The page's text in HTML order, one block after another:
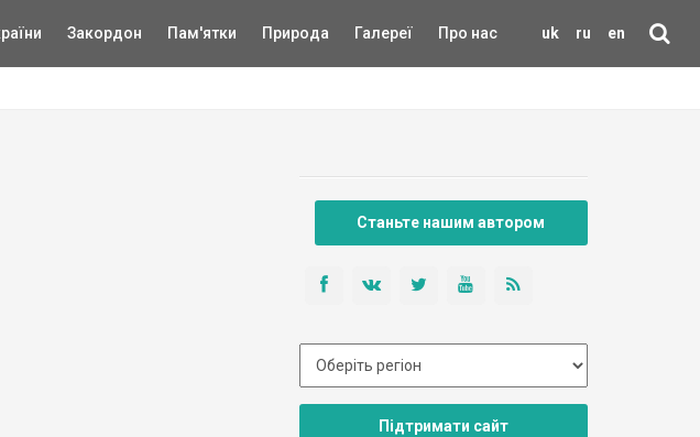
uk ru en
Закордон Пам'ятки Природа Галереї Про нас
Станьте нашим автором
Підтримати сайт